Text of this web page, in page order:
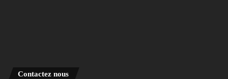
Contactez nous